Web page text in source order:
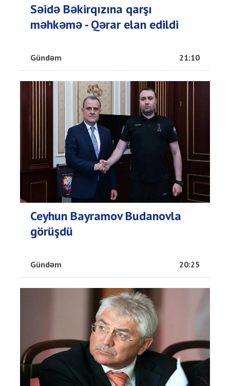
Səidə Bəkirqızına qarşı
məhkəmə - Qərar elan edildi
Gündəm 21:10
Ceyhun Bayramov Budanovla
görüşdü
Gündəm 20:25